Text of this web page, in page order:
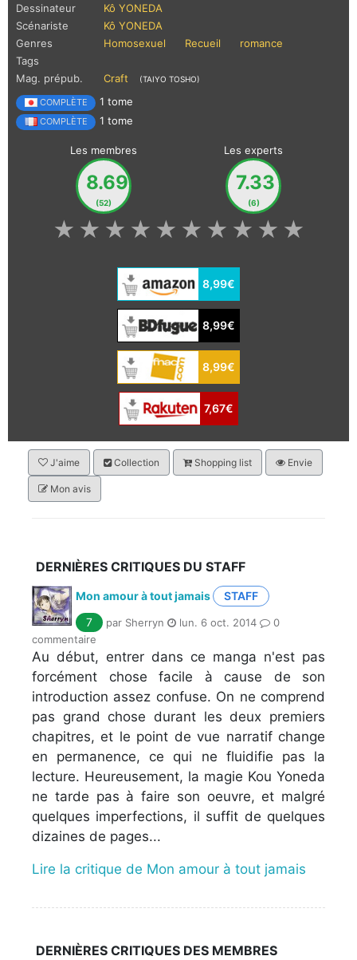
Dessinateur
Kô YONEDA
Scénariste
Kô YONEDA
Genres
Homosexuel Recueil
romance
Tags
Mag. prépub.
Craft (TAIYO TOSHO)
COMPLÈTE 1 tome
COMPLÈTE 1 tome
Les membres
8.69
(52)
Les experts
7.33
(6)
★
★
★
★
★
★
★
★
★
★
8,99€
8,99€
8,99€
7,67€
J'aime Collection Shopping list Envie
Mon avis
DERNIÈRES CRITIQUES DU STAFF
Mon amour à tout jamais
STAFF
7
par Sherryn lun. 6 oct. 2014
0
commentaire
Au début, entrer dans ce manga n'est pas
forcément chose facile à cause de son
introduction assez confuse. On ne comprend
pas grand chose durant les deux premiers
chapitres, et le point de vue narratif change
en permanence, ce qui ne fluidifie pas la
lecture. Heureusement, la magie Kou Yoneda
ne tarde pas à faire son oeuvre, et malgré
quelques imperfections, il suffit de quelques
dizaines de pages...
Lire la critique de Mon amour à tout jamais
DERNIÈRES CRITIQUES DES MEMBRES